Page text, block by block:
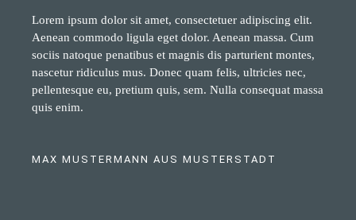
Lorem ipsum dolor sit amet, consectetuer adipiscing elit.
Aenean commodo ligula eget dolor. Aenean massa. Cum
sociis natoque penatibus et magnis dis parturient montes,
nascetur ridiculus mus. Donec quam felis, ultricies nec,
pellentesque eu, pretium quis, sem. Nulla consequat massa
quis enim.
MAX MUSTERMANN AUS MUSTERSTADT